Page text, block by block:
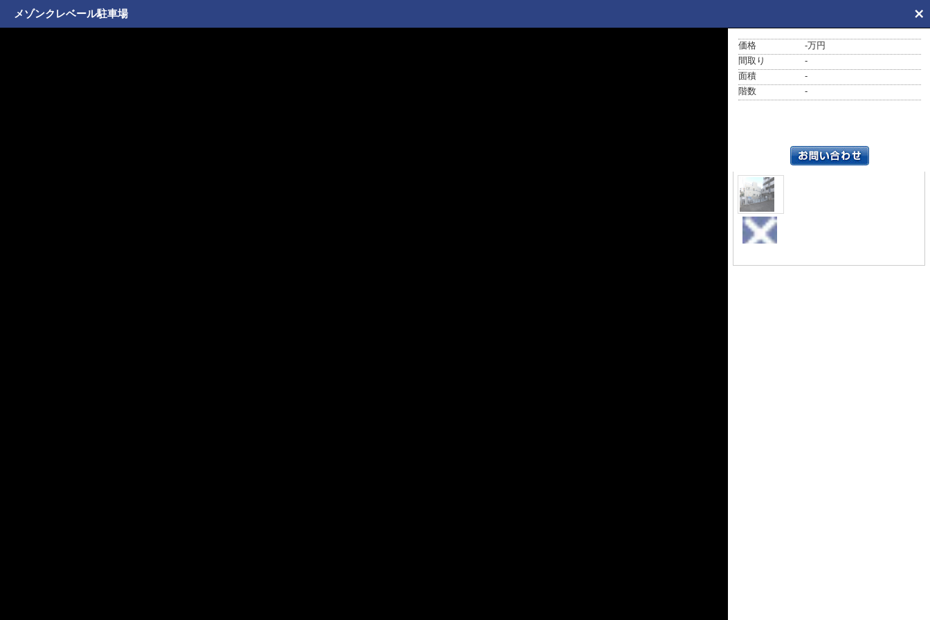
メゾンクレベール駐車場
価格
-万円
間取り
-
面積
-
階数
-
外観